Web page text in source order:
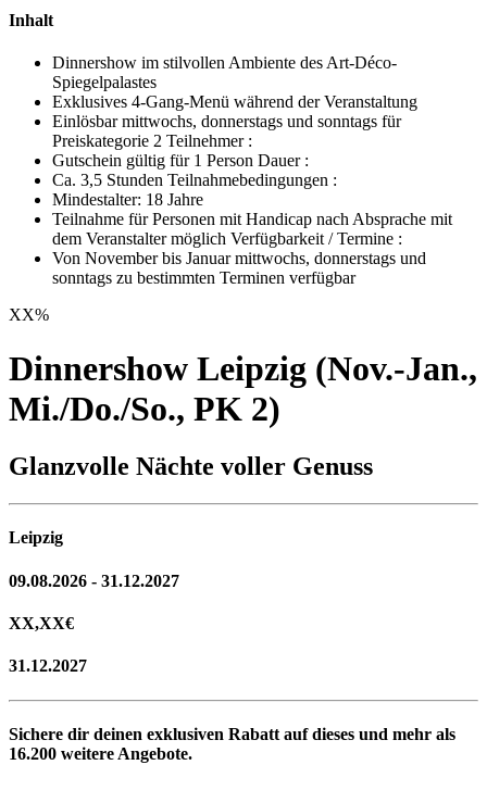
Inhalt
Dinnershow im stilvollen Ambiente des Art-Déco-
Spiegelpalastes
Exklusives 4-Gang-Menü während der Veranstaltung
Einlösbar mittwochs, donnerstags und sonntags für
Preiskategorie 2 Teilnehmer :
Gutschein gültig für 1 Person Dauer :
Ca. 3,5 Stunden Teilnahmebedingungen :
Mindestalter: 18 Jahre
Teilnahme für Personen mit Handicap nach Absprache mit
dem Veranstalter möglich Verfügbarkeit / Termine :
Von November bis Januar mittwochs, donnerstags und
sonntags zu bestimmten Terminen verfügbar
XX%
Dinnershow Leipzig (Nov.-Jan.,
Mi./Do./So., PK 2)
Glanzvolle Nächte voller Genuss
Leipzig
09.08.2026 - 31.12.2027
XX,XX€
31.12.2027
Sichere dir deinen exklusiven Rabatt auf dieses und mehr als
16.200 weitere Angebote.